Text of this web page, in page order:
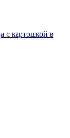
с картошкой в